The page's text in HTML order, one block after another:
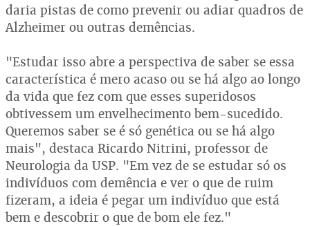
daria pistas de como prevenir ou adiar quadros de
Alzheimer ou outras demências.
"Estudar isso abre a perspectiva de saber se essa
característica é mero acaso ou se há algo ao longo
da vida que fez com que esses superidosos
obtivessem um envelhecimento bem-sucedido.
Queremos saber se é só genética ou se há algo
mais", destaca Ricardo Nitrini, professor de
Neurologia da USP. "Em vez de se estudar só os
indivíduos com demência e ver o que de ruim
fizeram, a ideia é pegar um indivíduo que está
bem e descobrir o que de bom ele fez."